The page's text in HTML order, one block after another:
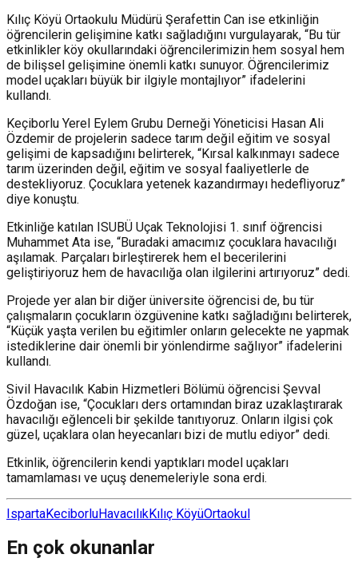
Kılıç Köyü Ortaokulu Müdürü Şerafettin Can ise etkinliğin
öğrencilerin gelişimine katkı sağladığını vurgulayarak, “Bu tür
etkinlikler köy okullarındaki öğrencilerimizin hem sosyal hem
de bilişsel gelişimine önemli katkı sunuyor. Öğrencilerimiz
model uçakları büyük bir ilgiyle montajlıyor” ifadelerini
kullandı.
Keçiborlu Yerel Eylem Grubu Derneği Yöneticisi Hasan Ali
Özdemir de projelerin sadece tarım değil eğitim ve sosyal
gelişimi de kapsadığını belirterek, “Kırsal kalkınmayı sadece
tarım üzerinden değil, eğitim ve sosyal faaliyetlerle de
destekliyoruz. Çocuklara yetenek kazandırmayı hedefliyoruz”
diye konuştu.
Etkinliğe katılan ISUBÜ Uçak Teknolojisi 1. sınıf öğrencisi
Muhammet Ata ise, “Buradaki amacımız çocuklara havacılığı
aşılamak. Parçaları birleştirerek hem el becerilerini
geliştiriyoruz hem de havacılığa olan ilgilerini artırıyoruz” dedi.
Projede yer alan bir diğer üniversite öğrencisi de, bu tür
çalışmaların çocukların özgüvenine katkı sağladığını belirterek,
“Küçük yaşta verilen bu eğitimler onların gelecekte ne yapmak
istediklerine dair önemli bir yönlendirme sağlıyor” ifadelerini
kullandı.
Sivil Havacılık Kabin Hizmetleri Bölümü öğrencisi Şevval
Özdoğan ise, “Çocukları ders ortamından biraz uzaklaştırarak
havacılığı eğlenceli bir şekilde tanıtıyoruz. Onların ilgisi çok
güzel, uçaklara olan heyecanları bizi de mutlu ediyor” dedi.
Etkinlik, öğrencilerin kendi yaptıkları model uçakları
tamamlaması ve uçuş denemeleriyle sona erdi.
IspartaKeciborluHavacılıkKılıç KöyüOrtaokul
En çok okunanlar